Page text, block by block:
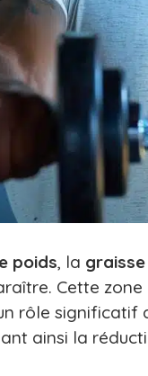
poids, la graisse
Cette
rôle significatif
ainsi la